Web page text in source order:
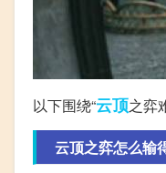
以下围绕“云顶之弈
云顶之弈怎么输